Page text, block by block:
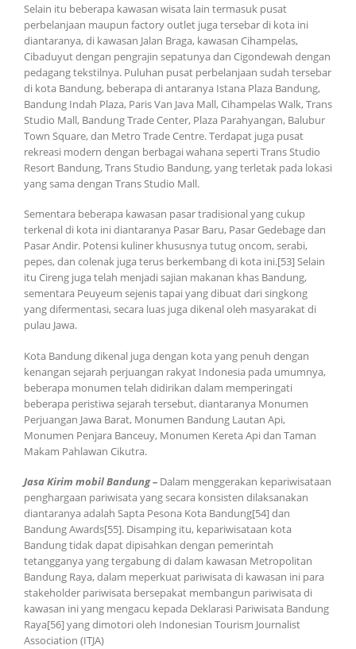
Selain itu beberapa kawasan wisata lain termasuk pusat
perbelanjaan maupun factory outlet juga tersebar di kota ini
diantaranya, di kawasan Jalan Braga, kawasan Cihampelas,
Cibaduyut dengan pengrajin sepatunya dan Cigondewah dengan
pedagang tekstilnya. Puluhan pusat perbelanjaan sudah tersebar
di kota Bandung, beberapa di antaranya Istana Plaza Bandung,
Bandung Indah Plaza, Paris Van Java Mall, Cihampelas Walk, Trans
Studio Mall, Bandung Trade Center, Plaza Parahyangan, Balubur
Town Square, dan Metro Trade Centre. Terdapat juga pusat
rekreasi modern dengan berbagai wahana seperti Trans Studio
Resort Bandung, Trans Studio Bandung, yang terletak pada lokasi
yang sama dengan Trans Studio Mall.
Sementara beberapa kawasan pasar tradisional yang cukup
terkenal di kota ini diantaranya Pasar Baru, Pasar Gedebage dan
Pasar Andir. Potensi kuliner khususnya tutug oncom, serabi,
pepes, dan colenak juga terus berkembang di kota ini.[53] Selain
itu Cireng juga telah menjadi sajian makanan khas Bandung,
sementara Peuyeum sejenis tapai yang dibuat dari singkong
yang difermentasi, secara luas juga dikenal oleh masyarakat di
pulau Jawa.
Kota Bandung dikenal juga dengan kota yang penuh dengan
kenangan sejarah perjuangan rakyat Indonesia pada umumnya,
beberapa monumen telah didirikan dalam memperingati
beberapa peristiwa sejarah tersebut, diantaranya Monumen
Perjuangan Jawa Barat, Monumen Bandung Lautan Api,
Monumen Penjara Banceuy, Monumen Kereta Api dan Taman
Makam Pahlawan Cikutra.
Jasa Kirim mobil Bandung – Dalam menggerakan kepariwisataan
penghargaan pariwisata yang secara konsisten dilaksanakan
diantaranya adalah Sapta Pesona Kota Bandung[54] dan
Bandung Awards[55]. Disamping itu, kepariwisataan kota
Bandung tidak dapat dipisahkan dengan pemerintah
tetangganya yang tergabung di dalam kawasan Metropolitan
Bandung Raya, dalam meperkuat pariwisata di kawasan ini para
stakeholder pariwisata bersepakat membangun pariwisata di
kawasan ini yang mengacu kepada Deklarasi Pariwisata Bandung
Raya[56] yang dimotori oleh Indonesian Tourism Journalist
Association (ITJA)